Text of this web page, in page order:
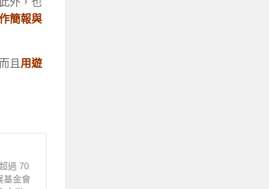
簡報與
且 用遊
過 70
基金會